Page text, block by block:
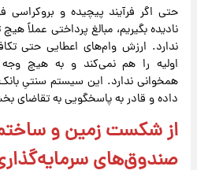
حتی اگر فرآیند پیچیده و بروکراسی
نادیده بگیریم، مبالغ پرداختی عملاً
ندارد. ارزش وام‌های اعطایی حتی
اولیه را هم نمی‌کند و به هیچ وجه
همخوانی ندارد. این سیستم سنتیِ
داده و قادر به پاسخگویی به
از شکست زمین و
صندوق‌های